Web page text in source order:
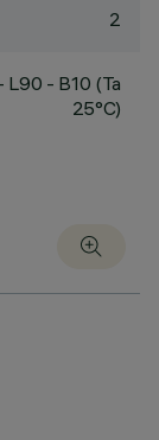
2
L90 - B10 (Ta
25°C)